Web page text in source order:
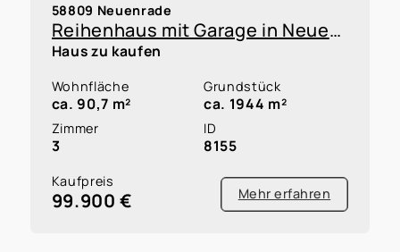
58809 Neuenrade
Reihenhaus mit Garage in Neuenrade zur Kapitalanlage oder Eigennutzung innerhalb einer WEG
Haus zu kaufen
Wohnfläche
ca. 90,7 m²
Grundstück
ca. 1944 m²
Zimmer
3
ID
8155
Kaufpreis
99.900 € Mehr erfahren